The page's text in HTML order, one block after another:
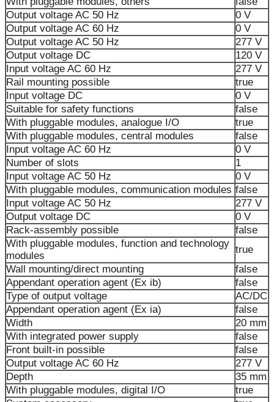
Output voltage AC 50 Hz
0 V
Output voltage AC 60 Hz
0 V
Output voltage AC 50 Hz
277 V
Output voltage DC
120 V
Input voltage AC 60 Hz
277 V
Rail mounting possible
true
Input voltage DC
0 V
Suitable for safety functions
false
With pluggable modules, analogue I/O
true
With pluggable modules, central modules
false
Input voltage AC 60 Hz
0 V
Number of slots
1
Input voltage AC 50 Hz
0 V
With pluggable modules, communication modules false
Input voltage AC 50 Hz
277 V
Output voltage DC
0 V
Rack-assembly possible
false
With pluggable modules, function and technology
modules
true
Wall mounting/direct mounting
false
Appendant operation agent (Ex ib)
false
Type of output voltage
AC/DC
Appendant operation agent (Ex ia)
false
Width
20 mm
With integrated power supply
false
Front built-in possible
false
Output voltage AC 60 Hz
277 V
Depth
35 mm
With pluggable modules, digital I/O
true